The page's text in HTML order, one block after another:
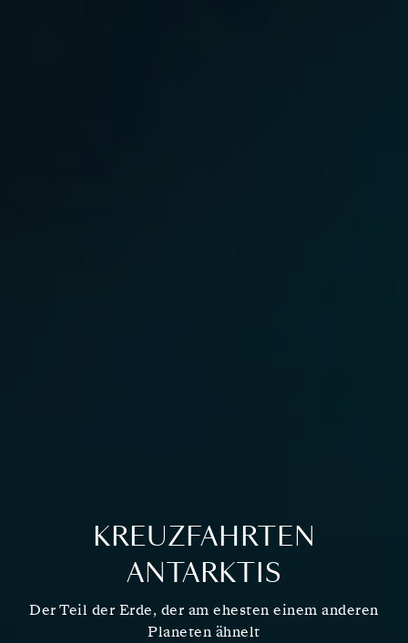
KREUZFAHRTEN
ANTARKTIS
Der Teil der Erde, der am ehesten einem anderen
Planeten ähnelt